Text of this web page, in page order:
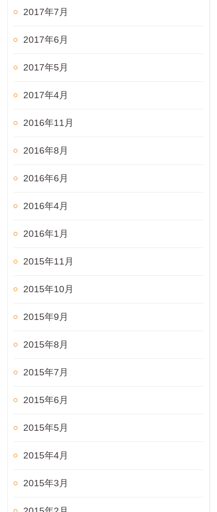
2017年7月
2017年6月
2017年5月
2017年4月
2016年11月
2016年8月
2016年6月
2016年4月
2016年1月
2015年11月
2015年10月
2015年9月
2015年8月
2015年7月
2015年6月
2015年5月
2015年4月
2015年3月